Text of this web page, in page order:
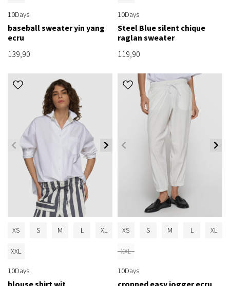
10Days
baseball sweater yin yang
ecru
139,90
10Days
Steel Blue silent chique
raglan sweater
119,90
XS S M L XL
XXL
10Days
blouse shirt wit
XS S M L XL
XXL
10Days
cropped easy jogger ecru